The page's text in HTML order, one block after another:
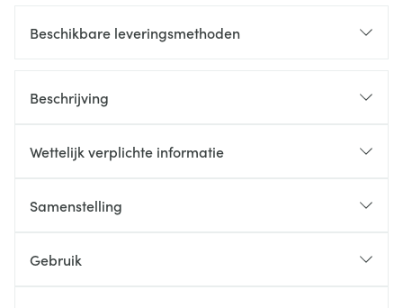
Beschikbare leveringsmethoden
Beschrijving
Wettelijk verplichte informatie
Samenstelling
Gebruik